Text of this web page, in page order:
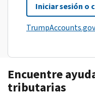
Iniciar sesión o
Encuentre
tributarias